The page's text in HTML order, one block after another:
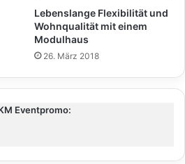
Lebenslange Flexibilität und
Wohnqualität mit einem
Modulhaus
26. März 2018
Eventpromo: